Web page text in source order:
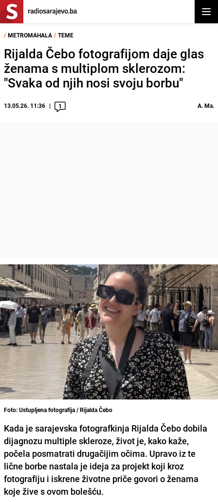
/ METROMAHALA / TEME
Rijalda Čebo fotografijom daje glas
ženama s multiplom sklerozom:
"Svaka od njih nosi svoju borbu"
13.05.26. 11:36 1 A. Ma.
Foto: Ustupljena fotografija / Rijalda Čebo
Kada je sarajevska fotografkinja Rijalda Čebo dobila
dijagnozu multiple skleroze, život je, kako kaže,
počela posmatrati drugačijim očima. Upravo iz te
lične borbe nastala je ideja za projekt koji kroz
fotografiju i iskrene životne priče govori o ženama
koje žive s ovom bolešću.